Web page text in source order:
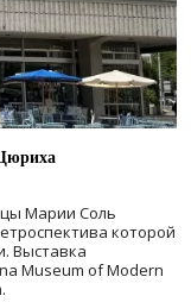
Марии Соль
которой
Выставка
Museum of Modern